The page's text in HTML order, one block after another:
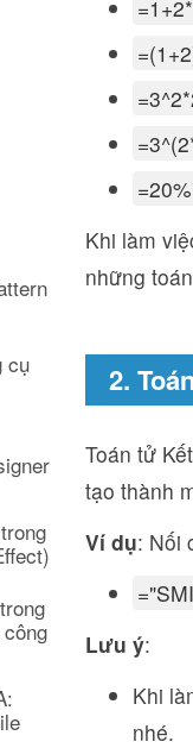
cụ
Khi làm
những
2.
Toán tử
tạo thành
Ví dụ: Nối
Lưu ý:
Khi
nhé.